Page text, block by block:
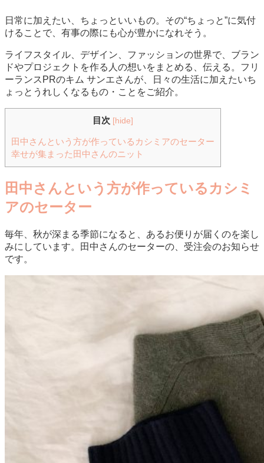
日常に加えたい、ちょっといいもの。その“ちょっと”に気付
けることで、有事の際にも心が豊かになれそう。
ライフスタイル、デザイン、ファッションの世界で、ブラン
ドやプロジェクトを作る人の想いをまとめる、伝える。フリ
ーランスPRのキム サンエさんが、日々の生活に加えたいち
ょっとうれしくなるもの・ことをご紹介。
目次 [hide]
田中さんという方が作っているカシミアのセーター
幸せが集まった田中さんのニット
田中さんという方が作っているカシミ
アのセーター
毎年、秋が深まる季節になると、あるお便りが届くのを楽し
みにしています。田中さんのセーターの、受注会のお知らせ
です。